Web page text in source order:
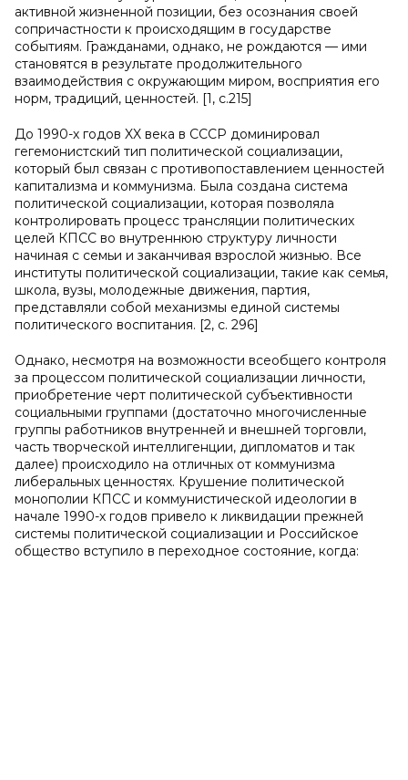
активной жизненной позиции, без осознания своей
сопричастности к происходящим в государстве
событиям. Гражданами, однако, не рождаются — ими
становятся в результате продолжительного
взаимодействия с окружающим миром, восприятия его
норм, традиций, ценностей. [1, c.215]
До 1990-х годов XX века в СССР доминировал
гегемонистский тип политической социализации,
который был связан с противопоставлением ценностей
капитализма и коммунизма. Была создана система
политической социализации, которая позволяла
контролировать процесс трансляции политических
целей КПСС во внутреннюю структуру личности
начиная с семьи и заканчивая взрослой жизнью. Все
институты политической социализации, такие как семья,
школа, вузы, молодежные движения, партия,
представляли собой механизмы единой системы
политического воспитания. [2, c. 296]
Однако, несмотря на возможности всеобщего контроля
за процессом политической социализации личности,
приобретение черт политической субъективности
социальными группами (достаточно многочисленные
группы работников внутренней и внешней торговли,
часть творческой интеллигенции, дипломатов и так
далее) происходило на отличных от коммунизма
либеральных ценностях. Крушение политической
монополии КПСС и коммунистической идеологии в
начале 1990-х годов привело к ликвидации прежней
системы политической социализации и Российское
общество вступило в переходное состояние, когда: